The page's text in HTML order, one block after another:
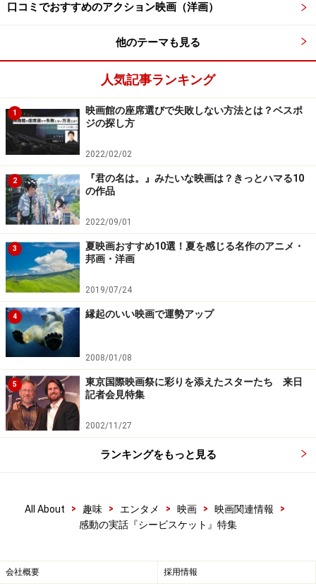
口コミでおすすめのアクション映画（洋画）
他のテーマも見る
人気記事ランキング
1
映画館の座席選びで失敗しない方法とは？ベスポ
ジの探し方
2022/02/02
2
『君の名は。』みたいな映画は？きっとハマる10
の作品
2022/09/01
3
夏映画おすすめ10選！夏を感じる名作のアニメ・
邦画・洋画
2019/07/24
4 縁起のいい映画で運勢アップ
2008/01/08
5
東京国際映画祭に彩りを添えたスターたち 来日
記者会見特集
2002/11/27
ランキングをもっと見る
All About > 趣味 > エンタメ > 映画 > 映画関連情報
>
感動の実話『シービスケット』特集
会社概要 採用情報